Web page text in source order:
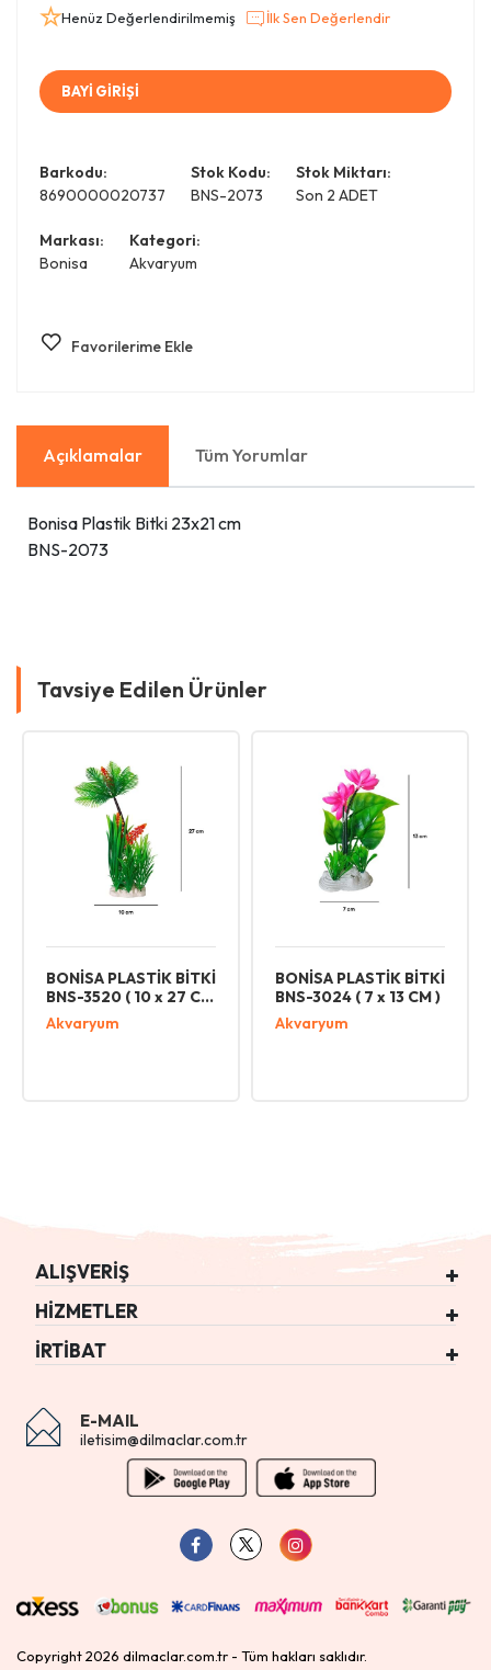
Henüz Değerlendirilmemiş İlk Sen Değerlendir
BAYİ GİRİŞİ
Barkodu:
8690000020737
Stok Kodu:
BNS-2073
Stok Miktarı:
Son 2 ADET
Markası:
Bonisa
Kategori:
Akvaryum
Favorilerime Ekle
Açıklamalar Tüm Yorumlar
Bonisa Plastik Bitki 23x21 cm
BNS-2073
Tavsiye Edilen Ürünler
BONİSA PLASTİK BİTKİ
BNS-3520 ( 10 x 27 CM
)
Akvaryum
BONİSA PLASTİK BİTKİ
BNS-3024 ( 7 x 13 CM )
Akvaryum
ALIŞVERİŞ
HİZMETLER
İRTİBAT
E-MAIL
iletisim@dilmaclar.com.tr
Copyright 2026 dilmaclar.com.tr - Tüm hakları saklıdır.